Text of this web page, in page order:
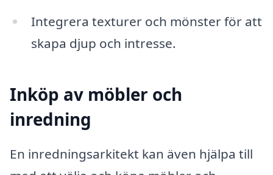
Integrera texturer och mönster för att
skapa djup och intresse.
Inköp av möbler och
inredning
En inredningsarkitekt kan även hjälpa till